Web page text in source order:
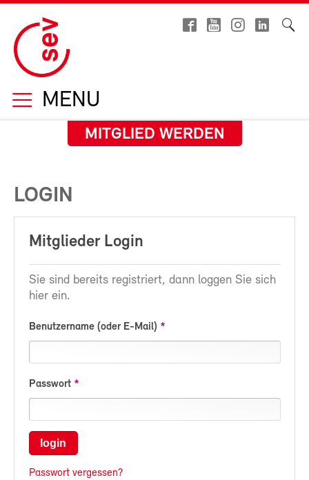
MENU
MITGLIED WERDEN
LOGIN
Mitglieder Login
Sie sind bereits registriert, dann loggen Sie sich
hier ein.
Benutzername (oder E-Mail)
Passwort
login
Passwort vergessen?